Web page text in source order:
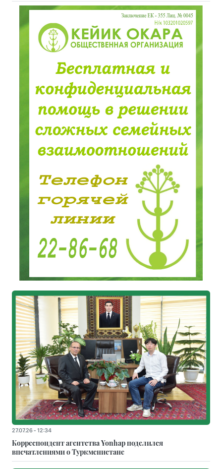
27.07.26 - 12:34
Корреспондент агентства Yonhap поделился
впечатлениями о Туркменистане